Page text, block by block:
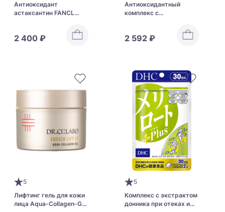
Антиоксидант
астаксантин FANCL
2 400 ₽
Антиоксидантный
комплекс с
долголетия Fancl
2 592 ₽
5
Лифтинг гель для кожи
лица Aqua-Collagen-Gel
5
Комплекс с экстрактом
донника при отеках и